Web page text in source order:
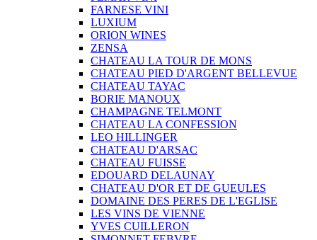
FARNESE VINI
LUXIUM
ORION WINES
ZENSA
CHATEAU LA TOUR DE MONS
CHATEAU PIED D'ARGENT BELLEVUE
CHATEAU TAYAC
BORIE MANOUX
CHAMPAGNE TELMONT
CHATEAU LA CONFESSION
LEO HILLINGER
CHATEAU D'ARSAC
CHATEAU FUISSE
EDOUARD DELAUNAY
CHATEAU D'OR ET DE GUEULES
DOMAINE DES PERES DE L'EGLISE
LES VINS DE VIENNE
YVES CUILLERON